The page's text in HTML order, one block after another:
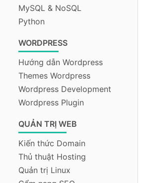
MySQL & NoSQL
Python
WORDPRESS
Hướng dẫn Wordpress
Themes Wordpress
Wordpress Development
Wordpress Plugin
QUẢN TRỊ WEB
Kiến thức Domain
Thủ thuật Hosting
Quản trị Linux